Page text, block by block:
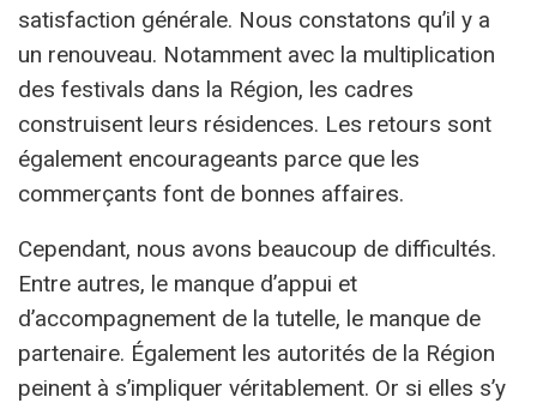
satisfaction générale. Nous constatons qu’il y a
un renouveau. Notamment avec la multiplication
des festivals dans la Région, les cadres
construisent leurs résidences. Les retours sont
également encourageants parce que les
commerçants font de bonnes affaires.
Cependant, nous avons beaucoup de difficultés.
Entre autres, le manque d’appui et
d’accompagnement de la tutelle, le manque de
partenaire. Également les autorités de la Région
peinent à s’impliquer véritablement. Or si elles s’y